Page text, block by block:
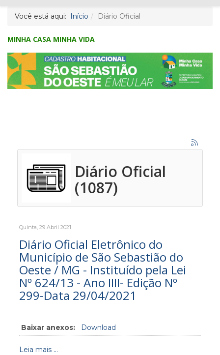
Você está aqui: Início Diário Oficial
MINHA CASA MINHA VIDA
Diário Oficial
(1087)
Quinta, 29 Abril 2021
Diário Oficial Eletrônico do
Município de São Sebastião do
Oeste / MG - Instituído pela Lei
Nº 624/13 - Ano IIII- Edição Nº
299-Data 29/04/2021
Baixar anexos: Download
Leia mais ...